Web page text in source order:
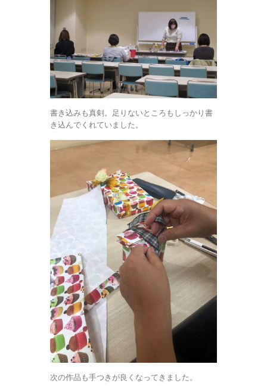
書き込みも真剣。足りないところもしっかり書
き込んでくれていました。
次の作品も手つきが良くなってきました。